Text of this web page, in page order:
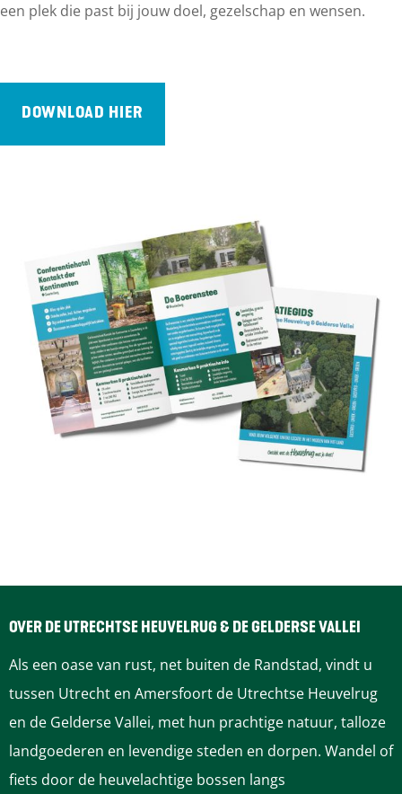
een plek die past bij jouw doel, gezelschap en wensen.
DOWNLOAD HIER
OVER DE UTRECHTSE HEUVELRUG & DE GELDERSE VALLEI
Als een oase van rust, net buiten de Randstad, vindt u
tussen Utrecht en Amersfoort de Utrechtse Heuvelrug
en de Gelderse Vallei, met hun prachtige natuur, talloze
landgoederen en levendige steden en dorpen. Wandel of
fiets door de heuvelachtige bossen langs